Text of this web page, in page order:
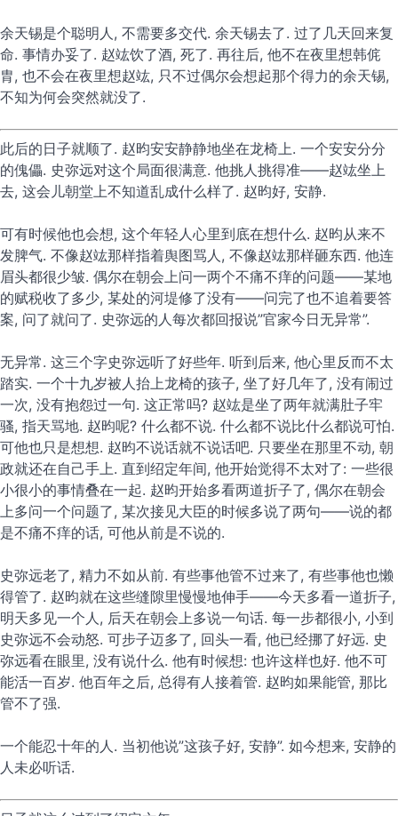
余天锡是个聪明人, 不需要多交代. 余天锡去了. 过了几天回来复
命. 事情办妥了. 赵竑饮了酒, 死了. 再往后, 他不在夜里想韩侂
胄, 也不会在夜里想赵竑, 只不过偶尔会想起那个得力的余天锡,
不知为何会突然就没了.
此后的日子就顺了. 赵昀安安静静地坐在龙椅上. 一个安安分分
的傀儡. 史弥远对这个局面很满意. 他挑人挑得准——赵竑坐上
去, 这会儿朝堂上不知道乱成什么样了. 赵昀好, 安静.
可有时候他也会想, 这个年轻人心里到底在想什么. 赵昀从来不
发脾气. 不像赵竑那样指着舆图骂人, 不像赵竑那样砸东西. 他连
眉头都很少皱. 偶尔在朝会上问一两个不痛不痒的问题——某地
的赋税收了多少, 某处的河堤修了没有——问完了也不追着要答
案, 问了就问了. 史弥远的人每次都回报说”官家今日无异常”.
无异常. 这三个字史弥远听了好些年. 听到后来, 他心里反而不太
踏实. 一个十九岁被人抬上龙椅的孩子, 坐了好几年了, 没有闹过
一次, 没有抱怨过一句. 这正常吗? 赵竑是坐了两年就满肚子牢
骚, 指天骂地. 赵昀呢? 什么都不说. 什么都不说比什么都说可怕.
可他也只是想想. 赵昀不说话就不说话吧. 只要坐在那里不动, 朝
政就还在自己手上. 直到绍定年间, 他开始觉得不太对了: 一些很
小很小的事情叠在一起. 赵昀开始多看两道折子了, 偶尔在朝会
上多问一个问题了, 某次接见大臣的时候多说了两句——说的都
是不痛不痒的话, 可他从前是不说的.
史弥远老了, 精力不如从前. 有些事他管不过来了, 有些事他也懒
得管了. 赵昀就在这些缝隙里慢慢地伸手——今天多看一道折子,
明天多见一个人, 后天在朝会上多说一句话. 每一步都很小, 小到
史弥远不会动怒. 可步子迈多了, 回头一看, 他已经挪了好远. 史
弥远看在眼里, 没有说什么. 他有时候想: 也许这样也好. 他不可
能活一百岁. 他百年之后, 总得有人接着管. 赵昀如果能管, 那比
管不了强.
一个能忍十年的人. 当初他说”这孩子好, 安静”. 如今想来, 安静的
人未必听话.